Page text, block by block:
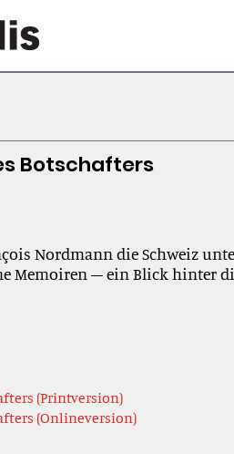
Botschafters
Nordmann die Schweiz
Memoiren – ein Blick hinter
(Printversion)
(Onlineversion)